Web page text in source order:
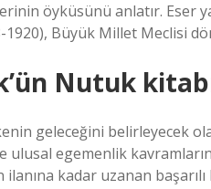
öyküsünü anlatır. Eser
1920), Büyük Millet Meclisi
Nutuk
geleceğini belirleyecek
ulusal egemenlik
ilanına kadar uzanan